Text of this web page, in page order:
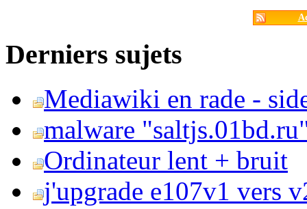
Derniers sujets
Mediawiki en rade -
malware
Ordinateur lent + bruit
j'upgrade e107v1 vers